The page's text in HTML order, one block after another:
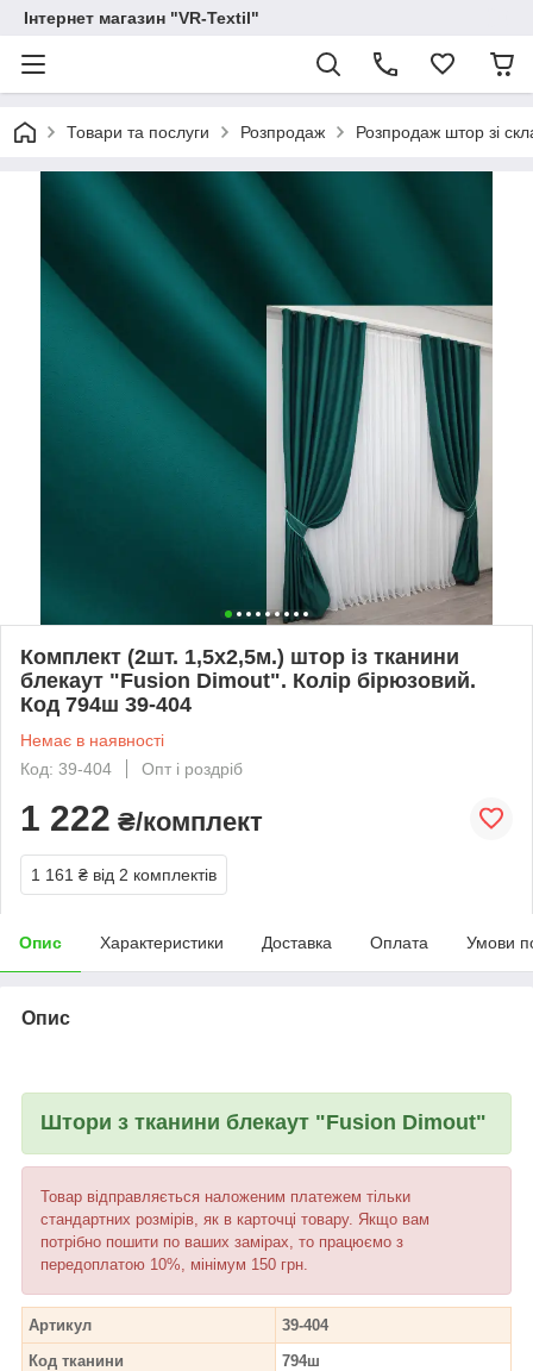
Інтернет магазин "VR-Textil"
Товари та послуги Розпродаж Розпродаж штор зі
Комплект (2шт. 1,5х2,5м.) штор із тканини
блекаут "Fusion Dimout". Колір бірюзовий.
Код 794ш 39-404
Немає в наявності
Код: 39-404
Опт і роздріб
1 222 ₴/комплект
1 161 ₴ від 2 комплектів
Опис Характеристики Доставка Оплата Умови
Опис
Штори з тканини блекаут "Fusion Dimout"
Товар відправляється наложеним платежем тільки
стандартних розмірів, як в карточці товару. Якщо вам
потрібно пошити по ваших замірах, то працюємо з
передоплатою 10%, мінімум 150 грн.
Артикул
39-404
Код тканини
794ш